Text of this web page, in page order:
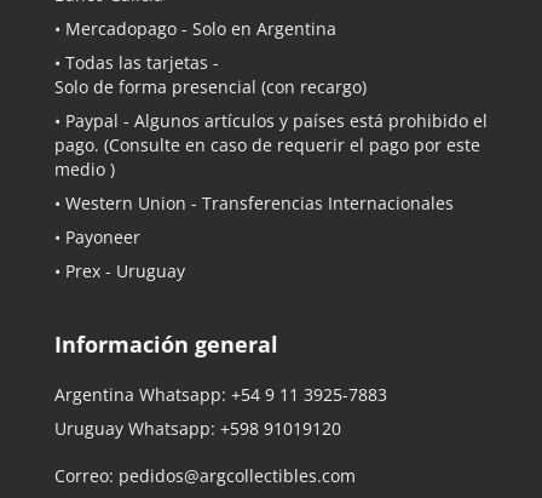
• Mercadopago - Solo en Argentina
• Todas las tarjetas -
Solo de forma presencial (con recargo)
• Paypal - Algunos artículos y países está prohibido el
pago. (Consulte en caso de requerir el pago por este
medio )
• Western Union - Transferencias Internacionales
• Payoneer
• Prex - Uruguay
Información general
Argentina Whatsapp: +54 9 11 3925-7883
Uruguay Whatsapp: +598 91019120
Correo: pedidos@argcollectibles.com